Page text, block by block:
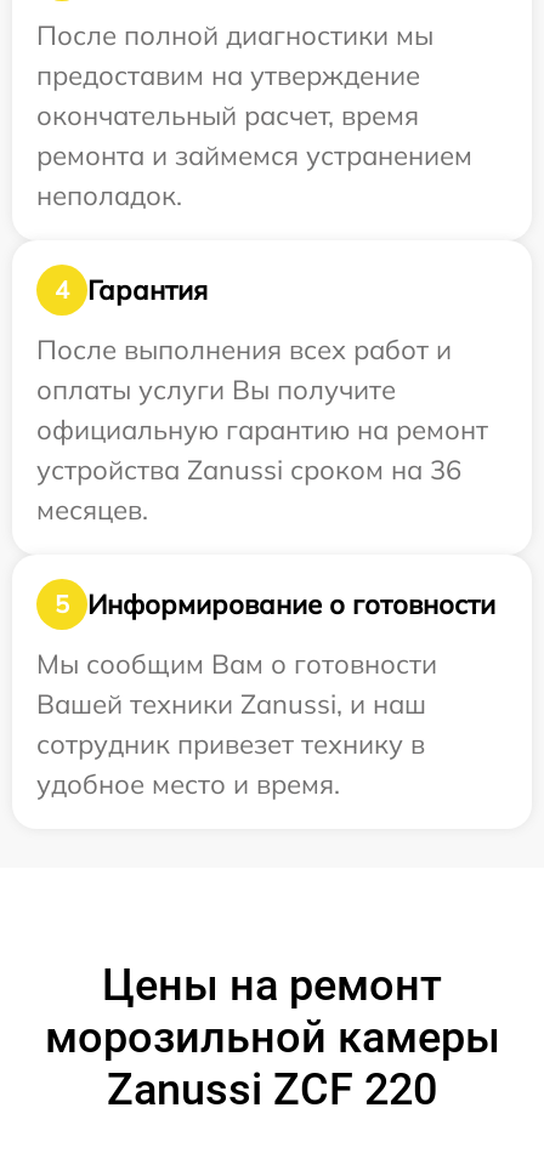
После полной диагностики мы
предоставим на утверждение
окончательный расчет, время
ремонта и займемся устранением
неполадок.
4
Гарантия
После выполнения всех работ и
оплаты услуги Вы получите
официальную гарантию на ремонт
устройства Zanussi сроком на 36
месяцев.
5
Информирование о готовности
Мы сообщим Вам о готовности
Вашей техники Zanussi, и наш
сотрудник привезет технику в
удобное место и время.
Цены на ремонт
морозильной камеры
Zanussi ZCF 220